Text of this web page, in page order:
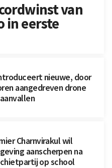
van
in eerste
nieuwe, door
aangedreven drone
Charnvirakul wil
aanscherpen na
op school